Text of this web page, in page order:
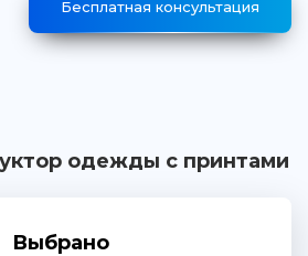
Бесплатная консультация
одежды с принтами
Выбрано